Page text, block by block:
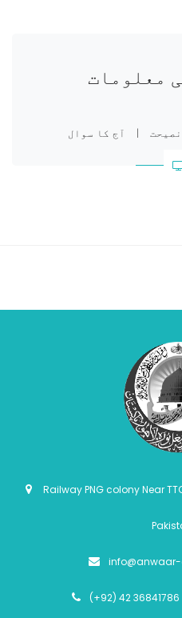
معلومات
| آج کا سوال
Railway PNG colony Near
(+92) 42